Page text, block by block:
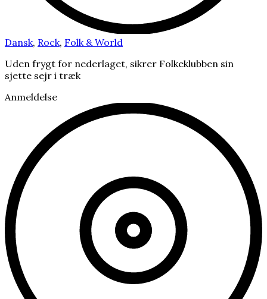
Dansk, Rock, Folk & World
Uden frygt for nederlaget, sikrer Folkeklubben sin
sjette sejr i træk
Anmeldelse